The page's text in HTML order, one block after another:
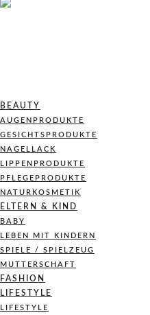
BEAUTY
AUGENPRODUKTE
GESICHTSPRODUKTE
NAGELLACK
LIPPENPRODUKTE
PFLEGEPRODUKTE
NATURKOSMETIK
ELTERN & KIND
BABY
LEBEN MIT KINDERN
SPIELE / SPIELZEUG
MUTTERSCHAFT
FASHION
LIFESTYLE
LIFESTYLE